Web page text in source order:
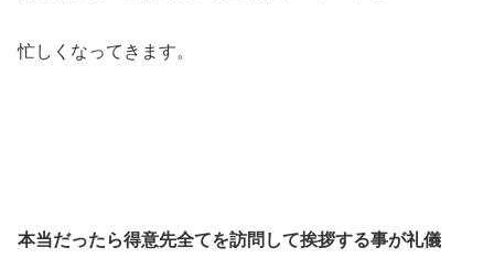
忙しくなってきます。
本当だったら得意先全てを訪問して挨拶する事が礼儀